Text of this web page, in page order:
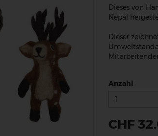
Dieses von
Nepal
Dieser
Anzahl
CHF